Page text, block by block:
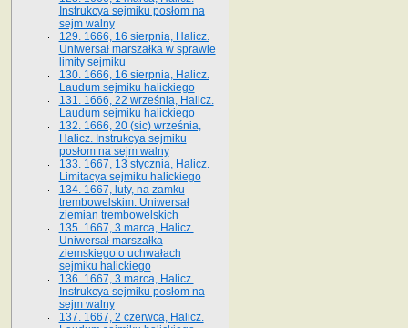
Instrukcya sejmiku posłom na
sejm walny
129. 1666, 16 sierpnia, Halicz.
Uniwersał marszałka w sprawie
limity sejmiku
130. 1666, 16 sierpnia, Halicz.
Laudum sejmiku halickiego
131. 1666, 22 września, Halicz.
Laudum sejmiku halickiego
132. 1666, 20 (sic) września,
Halicz. Instrukcya sejmiku
posłom na sejm walny
133. 1667, 13 stycznia, Halicz.
Limitacya sejmiku halickiego
134. 1667, luty, na zamku
trembowelskim. Uniwersał
ziemian trembowelskich
135. 1667, 3 marca, Halicz.
Uniwersał marszałka
ziemskiego o uchwałach
sejmiku halickiego
136. 1667, 3 marca, Halicz.
Instrukcya sejmiku posłom na
sejm walny
137. 1667, 2 czerwca, Halicz.